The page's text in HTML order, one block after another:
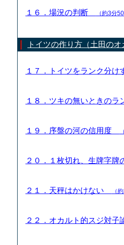
１６．場況の判断 （約3分50
トイツの作り方（土田のオ
１７．トイツをランク分
１８．ツキの無いときの
１９．序盤の河の信用度
２０．１枚切れ、生牌字
２１．天秤はかけない （
２２．オカルト的スジ対